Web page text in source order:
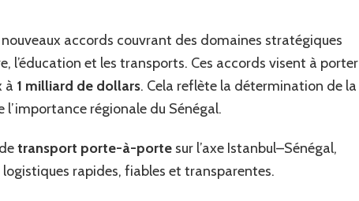
accords couvrant des domaines stratégiques
l’éducation et les transports. Ces accords visent à porter
à 1 milliard de dollars. Cela reflète la détermination de la
l’importance régionale du Sénégal.
transport porte-à-porte sur l’axe Istanbul–Sénégal,
rapides, fiables et transparentes.